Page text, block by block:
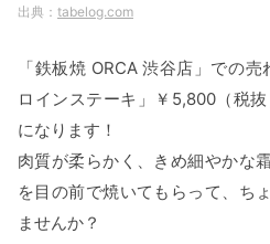
tabelog.com
「鉄板焼 ORCA 渋谷店」での
ロインステーキ」￥5,800（税
になります！
肉質が柔らかく、きめ細やかな
を目の前で焼いてもらって、ち
ませんか？